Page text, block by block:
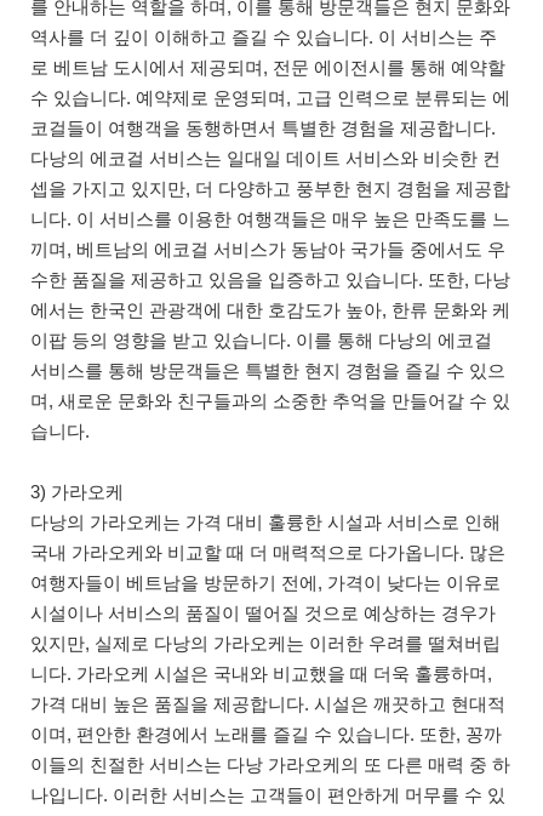
를 안내하는 역할을 하며, 이를 통해 방문객들은 현지 문화와
역사를 더 깊이 이해하고 즐길 수 있습니다. 이 서비스는 주
로 베트남 도시에서 제공되며, 전문 에이전시를 통해 예약할
수 있습니다. 예약제로 운영되며, 고급 인력으로 분류되는 에
코걸들이 여행객을 동행하면서 특별한 경험을 제공합니다.
다낭의 에코걸 서비스는 일대일 데이트 서비스와 비슷한 컨
셉을 가지고 있지만, 더 다양하고 풍부한 현지 경험을 제공합
니다. 이 서비스를 이용한 여행객들은 매우 높은 만족도를 느
끼며, 베트남의 에코걸 서비스가 동남아 국가들 중에서도 우
수한 품질을 제공하고 있음을 입증하고 있습니다. 또한, 다낭
에서는 한국인 관광객에 대한 호감도가 높아, 한류 문화와 케
이팝 등의 영향을 받고 있습니다. 이를 통해 다낭의 에코걸
서비스를 통해 방문객들은 특별한 현지 경험을 즐길 수 있으
며, 새로운 문화와 친구들과의 소중한 추억을 만들어갈 수 있
습니다.
3) 가라오케
다낭의 가라오케는 가격 대비 훌륭한 시설과 서비스로 인해
국내 가라오케와 비교할 때 더 매력적으로 다가옵니다. 많은
여행자들이 베트남을 방문하기 전에, 가격이 낮다는 이유로
시설이나 서비스의 품질이 떨어질 것으로 예상하는 경우가
있지만, 실제로 다낭의 가라오케는 이러한 우려를 떨쳐버립
니다. 가라오케 시설은 국내와 비교했을 때 더욱 훌륭하며,
가격 대비 높은 품질을 제공합니다. 시설은 깨끗하고 현대적
이며, 편안한 환경에서 노래를 즐길 수 있습니다. 또한, 꽁까
이들의 친절한 서비스는 다낭 가라오케의 또 다른 매력 중 하
나입니다. 이러한 서비스는 고객들이 편안하게 머무를 수 있